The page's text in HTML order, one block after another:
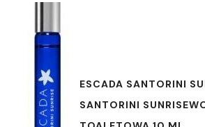
ESCADA SANTORINI
SANTORINI